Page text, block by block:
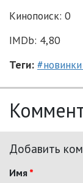
Кинопоиск: 0
IMDb: 4,80
Теги:
Добавить
Имя *